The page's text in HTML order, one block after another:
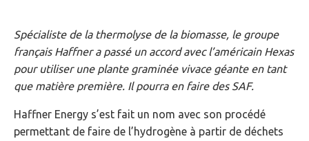
Spécialiste de la thermolyse de la biomasse, le groupe
français Haffner a passé un accord avec l’américain Hexas
pour utiliser une plante graminée vivace géante en tant
que matière première. Il pourra en faire des SAF.
Haffner Energy s’est fait un nom avec son procédé
permettant de faire de l’hydrogène à partir de déchets